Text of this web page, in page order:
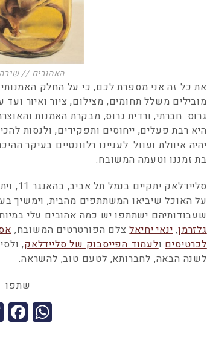
האהובים // שירה
את כל זה אני מספרת לכם, כי על החלק
מובילים משלל תחומים, מצילום, ציור ואיור
גרוס. חברתי, ורדית גרוס, מבקרת האמנות
היא רבת פעלים, ייחוסים ותפקידים, ולנסות
יהיה איוולת ועוול. לעניינו רלוונטיים בעיקר
בת זמננו וטעמה המשובח.
על האוכל שיביאו המשתתפים מהבית, וימשיך
שעבודותיהם ישתתפו יש כמה אהובים עלי
גלזרמן, ינאי יחיאלצלם הפורטרטים המשובח,
לכרטיסים ולעמוד הפייסבוק של סליידלאק,
לשנה הבאה, לחברותא, לטעם טוב, להשראה.
שתפו
W
h